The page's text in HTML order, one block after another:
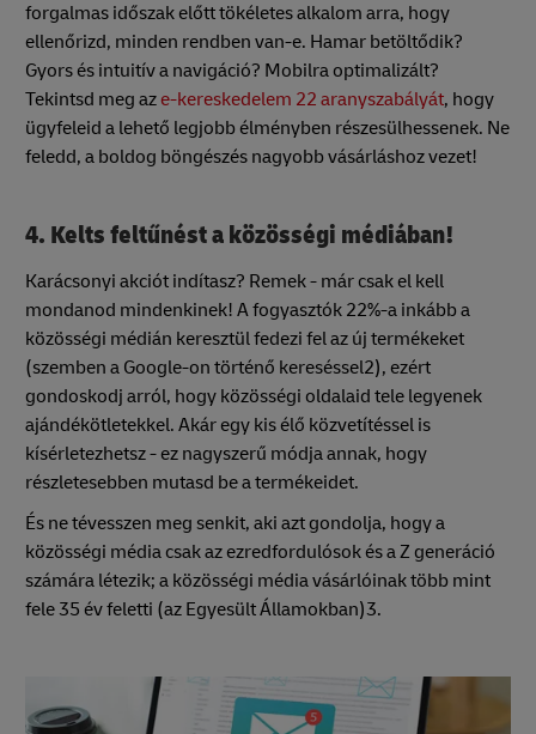
forgalmas időszak előtt tökéletes alkalom arra, hogy
ellenőrizd, minden rendben van-e. Hamar betöltődik?
Gyors és intuitív a navigáció? Mobilra optimalizált?
Tekintsd meg az e-kereskedelem 22 aranyszabályát, hogy
ügyfeleid a lehető legjobb élményben részesülhessenek. Ne
feledd, a boldog böngészés nagyobb vásárláshoz vezet!
4. Kelts feltűnést a közösségi médiában!
Karácsonyi akciót indítasz? Remek - már csak el kell
mondanod mindenkinek! A fogyasztók 22%-a inkább a
közösségi médián keresztül fedezi fel az új termékeket
(szemben a Google-on történő kereséssel2), ezért
gondoskodj arról, hogy közösségi oldalaid tele legyenek
ajándékötletekkel. Akár egy kis élő közvetítéssel is
kísérletezhetsz - ez nagyszerű módja annak, hogy
részletesebben mutasd be a termékeidet.
És ne tévesszen meg senkit, aki azt gondolja, hogy a
közösségi média csak az ezredfordulósok és a Z generáció
számára létezik; a közösségi média vásárlóinak több mint
fele 35 év feletti (az Egyesült Államokban)3.